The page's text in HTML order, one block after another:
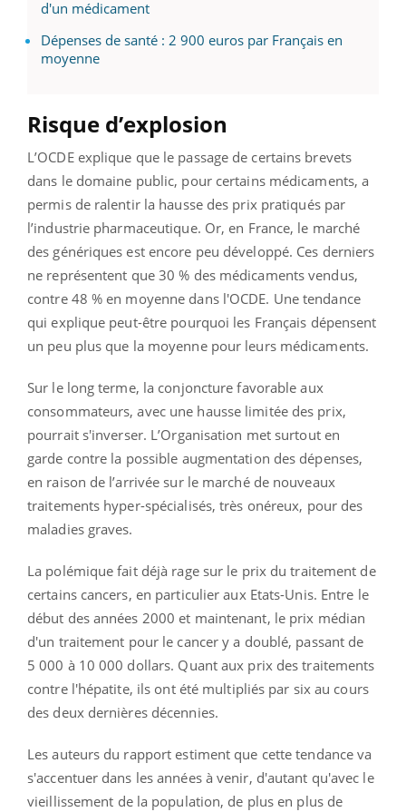
d'un médicament
Dépenses de santé : 2 900 euros par Français en
moyenne
Risque d’explosion
L’OCDE explique que le passage de certains brevets
dans le domaine public, pour certains médicaments, a
permis de ralentir la hausse des prix pratiqués par
l’industrie pharmaceutique. Or, en France, le marché
des génériques est encore peu développé. Ces derniers
ne représentent que 30 % des médicaments vendus,
contre 48 % en moyenne dans l'OCDE. Une tendance
qui explique peut-être pourquoi les Français dépensent
un peu plus que la moyenne pour leurs médicaments.
Sur le long terme, la conjoncture favorable aux
consommateurs, avec une hausse limitée des prix,
pourrait s'inverser. L’Organisation met surtout en
garde contre la possible augmentation des dépenses,
en raison de l’arrivée sur le marché de nouveaux
traitements hyper-spécialisés, très onéreux, pour des
maladies graves.
La polémique fait déjà rage sur le prix du traitement de
certains cancers, en particulier aux Etats-Unis. Entre le
début des années 2000 et maintenant, le prix médian
d'un traitement pour le cancer y a doublé, passant de
5 000 à 10 000 dollars. Quant aux prix des traitements
contre l'hépatite, ils ont été multipliés par six au cours
des deux dernières décennies.
Les auteurs du rapport estiment que cette tendance va
s'accentuer dans les années à venir, d'autant qu'avec le
vieillissement de la population, de plus en plus de